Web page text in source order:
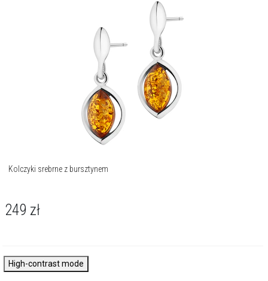
Kolczyki srebrne z bursztynem
249 zł
High-contrast mode